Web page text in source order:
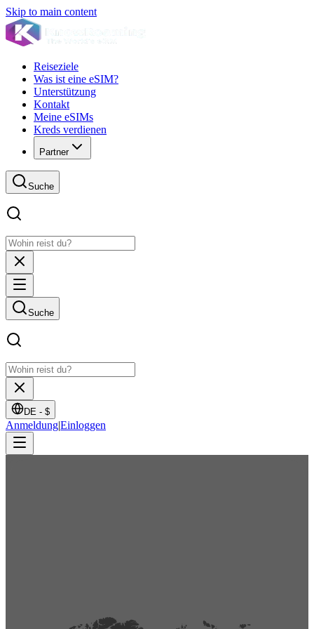
Skip to main content
Reiseziele
Was ist eine eSIM?
Unterstützung
Kontakt
Meine eSIMs
Kreds verdienen
Partner
Suche
Suche
DE - $
Anmeldung|Einloggen